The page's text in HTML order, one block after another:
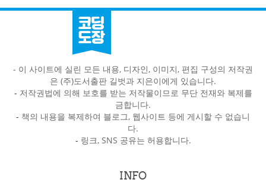
- 이 사이트에 실린 모든 내용, 디자인, 이미지, 편집 구성의 저작권
은 (주)도서출판 길벗과 지은이에게 있습니다.
- 저작권법에 의해 보호를 받는 저작물이므로 무단 전재와 복제를
금합니다.
- 책의 내용을 복제하여 블로그, 웹사이트 등에 게시할 수 없습니
다.
- 링크, SNS 공유는 허용합니다.
INFO